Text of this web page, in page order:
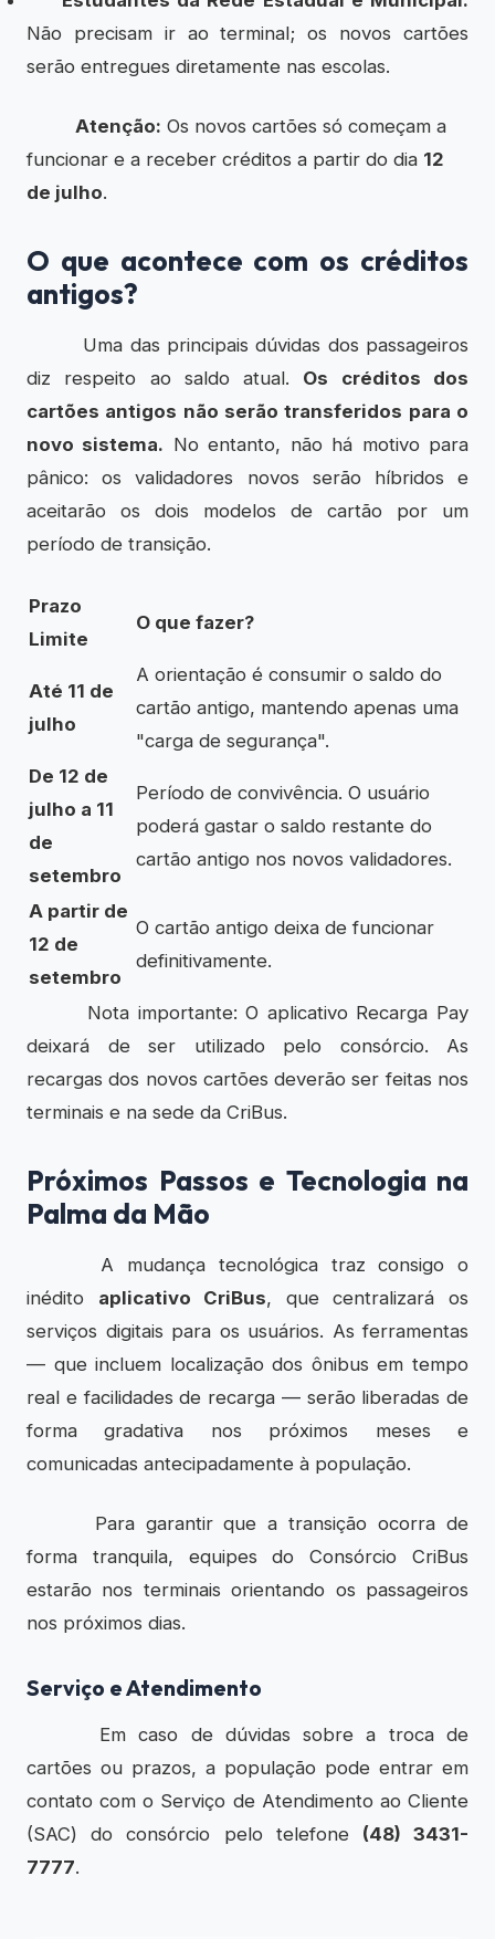
Não precisam ir ao terminal; os novos cartões
serão entregues diretamente nas escolas.
Atenção: Os novos cartões só começam a
funcionar e a receber créditos a partir do dia 12
de julho.
O que acontece com os créditos
antigos?
Uma das principais dúvidas dos passageiros
diz respeito ao saldo atual. Os créditos dos
cartões antigos não serão transferidos para o
novo sistema. No entanto, não há motivo para
pânico: os validadores novos serão híbridos e
aceitarão os dois modelos de cartão por um
período de transição.
Prazo
Limite
O que fazer?
Até 11 de
julho
A orientação é consumir o saldo do
cartão antigo, mantendo apenas uma
"carga de segurança".
De 12 de
julho a 11
de
setembro
Período de convivência. O usuário
poderá gastar o saldo restante do
cartão antigo nos novos validadores.
A partir de
12 de
setembro
O cartão antigo deixa de funcionar
definitivamente.
Nota importante: O aplicativo Recarga Pay
deixará de ser utilizado pelo consórcio. As
recargas dos novos cartões deverão ser feitas nos
terminais e na sede da CriBus.
Próximos Passos e Tecnologia na
Palma da Mão
A mudança tecnológica traz consigo o
inédito aplicativo CriBus, que centralizará os
serviços digitais para os usuários. As ferramentas
— que incluem localização dos ônibus em tempo
real e facilidades de recarga — serão liberadas de
forma gradativa nos próximos meses e
comunicadas antecipadamente à população.
Para garantir que a transição ocorra de
forma tranquila, equipes do Consórcio CriBus
estarão nos terminais orientando os passageiros
nos próximos dias.
Serviço e Atendimento
Em caso de dúvidas sobre a troca de
cartões ou prazos, a população pode entrar em
contato com o Serviço de Atendimento ao Cliente
(SAC) do consórcio pelo telefone (48) 3431-
7777.